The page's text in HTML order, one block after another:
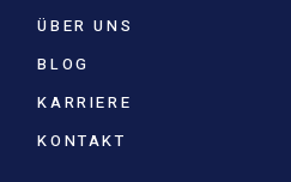
ÜBER UNS
BLOG
KARRIERE
KONTAKT